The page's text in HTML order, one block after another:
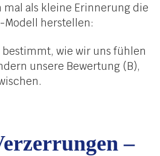
als kleine Erinnerung die
Modell herstellen:
bestimmt, wie wir uns fühlen
unsere Bewertung (B),
–